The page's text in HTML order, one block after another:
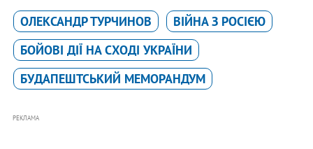
ОЛЕКСАНДР ТУРЧИНОВ
ВІЙНА З РОСІЄЮ
БОЙОВІ ДІЇ НА СХОДІ УКРАЇНИ
БУДАПЕШТСЬКИЙ МЕМОРАНДУМ
РЕКЛАМА